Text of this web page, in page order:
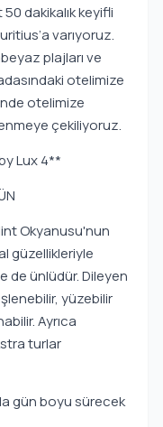
dakikalık keyifli
varıyoruz.
plajları ve
otelimize
otelimize
çekiliyoruz.
Lux 4**
Okyanusu'nun
güzellikleriyle
de ünlüdür. Dileyen
yüzebilir
Ayrıca
turlar
gün boyu sürecek